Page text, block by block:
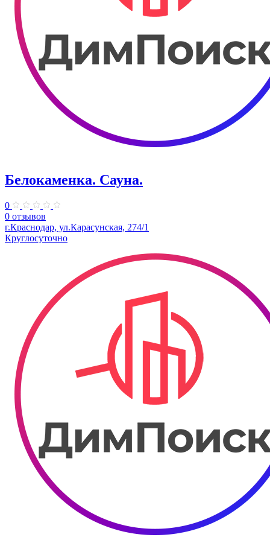
Белокаменка. Сауна.
0
0 отзывов
г.Краснодар, ул.Карасунская, 274/1
Круглосуточно